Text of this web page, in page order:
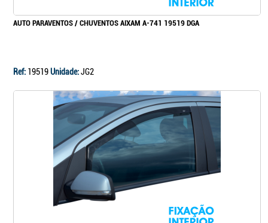
AUTO PARAVENTOS / CHUVENTOS AIXAM A-741 19519 DGA
Ref: 19519Unidade:JG2